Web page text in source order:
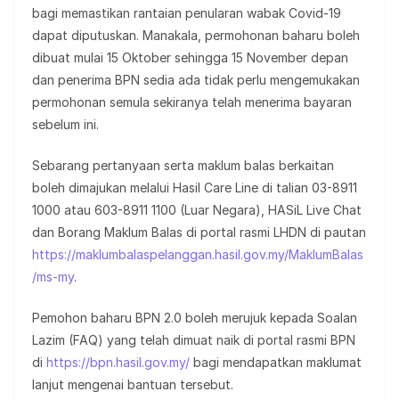
bagi memastikan rantaian penularan wabak Covid-19
dapat diputuskan. Manakala, permohonan baharu boleh
dibuat mulai 15 Oktober sehingga 15 November depan
dan penerima BPN sedia ada tidak perlu mengemukakan
permohonan semula sekiranya telah menerima bayaran
sebelum ini.
Sebarang pertanyaan serta maklum balas berkaitan
boleh dimajukan melalui Hasil Care Line di talian 03-8911
1000 atau 603-8911 1100 (Luar Negara), HASiL Live Chat
dan Borang Maklum Balas di portal rasmi LHDN di pautan
https://maklumbalaspelanggan.hasil.gov.my/MaklumBalas
/ms-my.
Pemohon baharu BPN 2.0 boleh merujuk kepada Soalan
Lazim (FAQ) yang telah dimuat naik di portal rasmi BPN
di https://bpn.hasil.gov.my/ bagi mendapatkan maklumat
lanjut mengenai bantuan tersebut.